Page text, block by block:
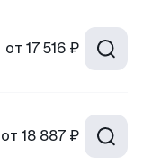
от 17 516 ₽
от 18 887 ₽